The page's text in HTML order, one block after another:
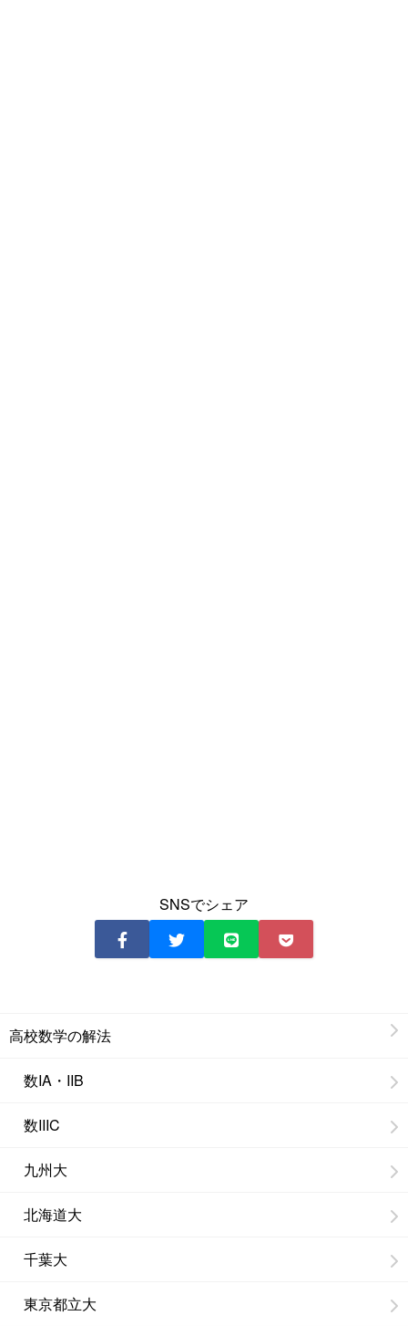
SNSでシェア
高校数学の解法
数IA・IIB
数IIIC
九州大
北海道大
千葉大
東京都立大